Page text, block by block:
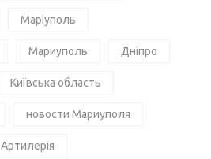
Маріуполь
Мариуполь Дніпро
Київська область
новости Мариуполя
Артилерія